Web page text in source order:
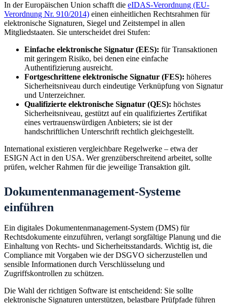
In der Europäischen Union schafft die eIDAS-Verordnung (EU-
Verordnung Nr. 910/2014) einen einheitlichen Rechtsrahmen für
elektronische Signaturen, Siegel und Zeitstempel in allen
Mitgliedstaaten. Sie unterscheidet drei Stufen:
Einfache elektronische Signatur (EES): für Transaktionen
mit geringem Risiko, bei denen eine einfache
Authentifizierung ausreicht.
Fortgeschrittene elektronische Signatur (FES): höheres
Sicherheitsniveau durch eindeutige Verknüpfung von Signatur
und Unterzeichner.
Qualifizierte elektronische Signatur (QES): höchstes
Sicherheitsniveau, gestützt auf ein qualifiziertes Zertifikat
eines vertrauenswürdigen Anbieters; sie ist der
handschriftlichen Unterschrift rechtlich gleichgestellt.
International existieren vergleichbare Regelwerke – etwa der
ESIGN Act in den USA. Wer grenzüberschreitend arbeitet, sollte
prüfen, welcher Rahmen für die jeweilige Transaktion gilt.
Dokumentenmanagement-Systeme
einführen
Ein digitales Dokumentenmanagement-System (DMS) für
Rechtsdokumente einzuführen, verlangt sorgfältige Planung und die
Einhaltung von Rechts- und Sicherheitsstandards. Wichtig ist, die
Compliance mit Vorgaben wie der DSGVO sicherzustellen und
sensible Informationen durch Verschlüsselung und
Zugriffskontrollen zu schützen.
Die Wahl der richtigen Software ist entscheidend: Sie sollte
elektronische Signaturen unterstützen, belastbare Prüfpfade führen